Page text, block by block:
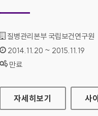
기관명 :
질병관리본부 국립보건연구원
인증기간 :
2014.11.20 ~ 2015.11.19
상태 :
만료
질병관리본부 국립보건
자세히보기 사